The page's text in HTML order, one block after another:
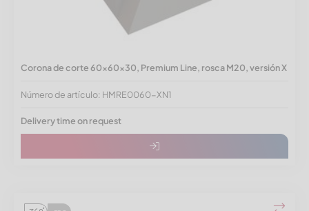
Corona de corte 60x60x30, Premium Line, rosca M20, versión X
Número de artículo: HMRE0060-XN1
Delivery time on request